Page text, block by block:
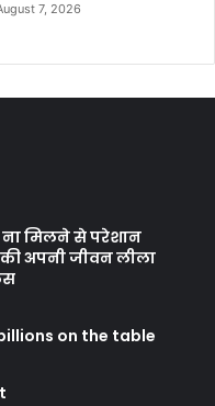
7, 2026
मिलने से परेशान
अपनी जीवन लीला
on the table